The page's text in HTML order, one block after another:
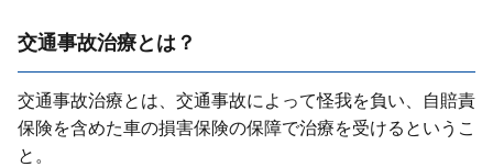
交通事故治療とは？
交通事故治療とは、交通事故によって怪我を負い、⾃賠責
保険を含めた⾞の損害保険の保障で治療を受けるというこ
と。